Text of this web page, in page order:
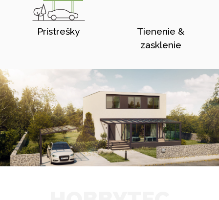
Prístrešky
Tienenie &
zasklenie